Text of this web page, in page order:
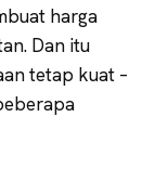
harga
Dan itu
tetap kuat –